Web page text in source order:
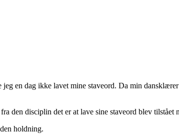
en dag ikke lavet mine staveord. Da min
den disciplin det er at lave sine staveord blev tilstået
holdning.